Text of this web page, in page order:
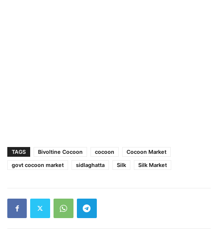
TAGS Bivoltine Cocoon cocoon
Cocoon Market
govt cocoon market
sidlaghatta Silk Silk Market